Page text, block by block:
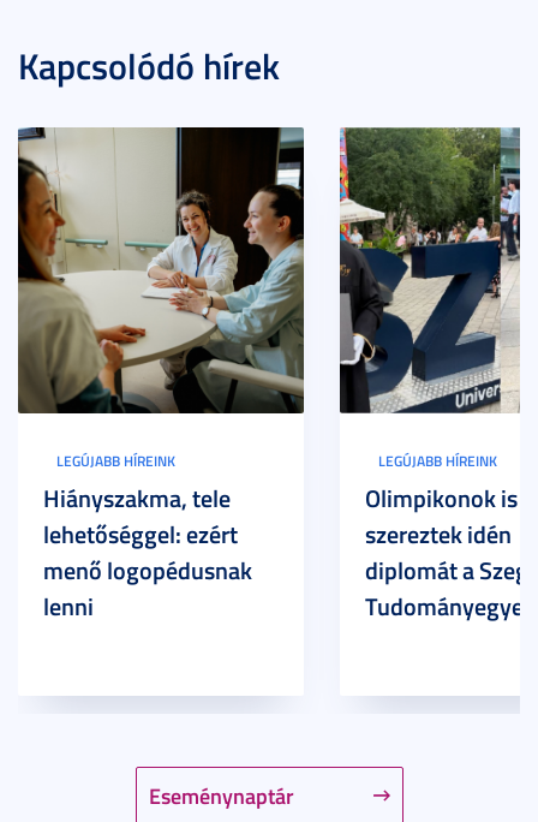
Kapcsolódó hírek
Eseménynaptár
LEGÚJABB HÍREINK
Hiányszakma, tele
lehetőséggel: ezért
menő logopédusnak
lenni
LEGÚJABB HÍREINK
Olimpikonok is
szereztek idén
diplomát a